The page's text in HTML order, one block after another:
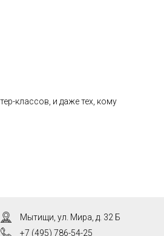
классов, и даже тех, кому
Мытищи, ул. Мира, д. 32 Б
+7 (495) 786-54-25